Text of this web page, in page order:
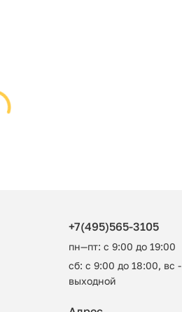
+7(495)565-3105
пн—пт: с 9:00 до 19:00
сб: с 9:00 до 18:00, вс -
выходной